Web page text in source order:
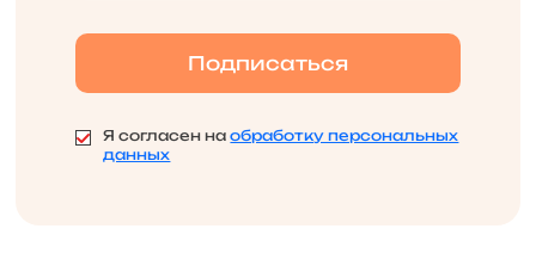
Я согласен наобработку персональных
данных